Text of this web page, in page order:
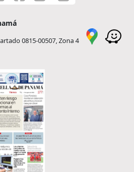
0815-00507, Zona 4